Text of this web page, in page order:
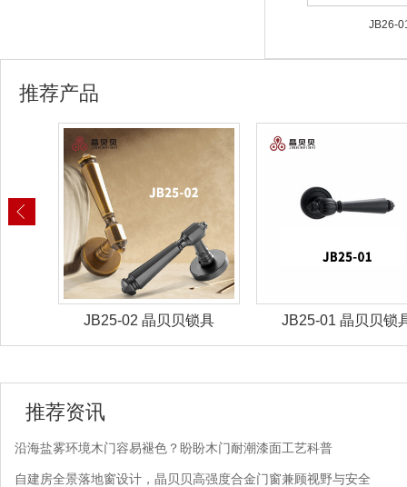
JB26-
推荐产品
JB25-02 晶贝贝锁具 JB25-01 晶贝贝锁
推荐资讯
沿海盐雾环境木门容易褪色？盼盼木门耐潮漆面工艺科普
自建房全景落地窗设计，晶贝贝高强度合金门窗兼顾视野与安全